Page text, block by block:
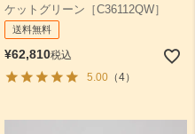
ケットグリーン［C36112QW］
送料無料
¥62,810税込
5.00（4）